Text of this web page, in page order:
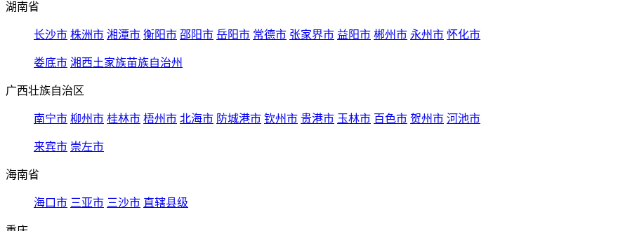
湖南省
长沙市 株洲市 湘潭市 衡阳市 邵阳市 岳阳市 常德市 张家界市 益阳市 郴州市 永州市 怀化市
娄底市 湘西土家族苗族自治州
广西壮族自治区
南宁市 柳州市 桂林市 梧州市 北海市 防城港市 钦州市 贵港市 玉林市 百色市 贺州市 河池市
来宾市 崇左市
海南省
海口市 三亚市 三沙市 直辖县级